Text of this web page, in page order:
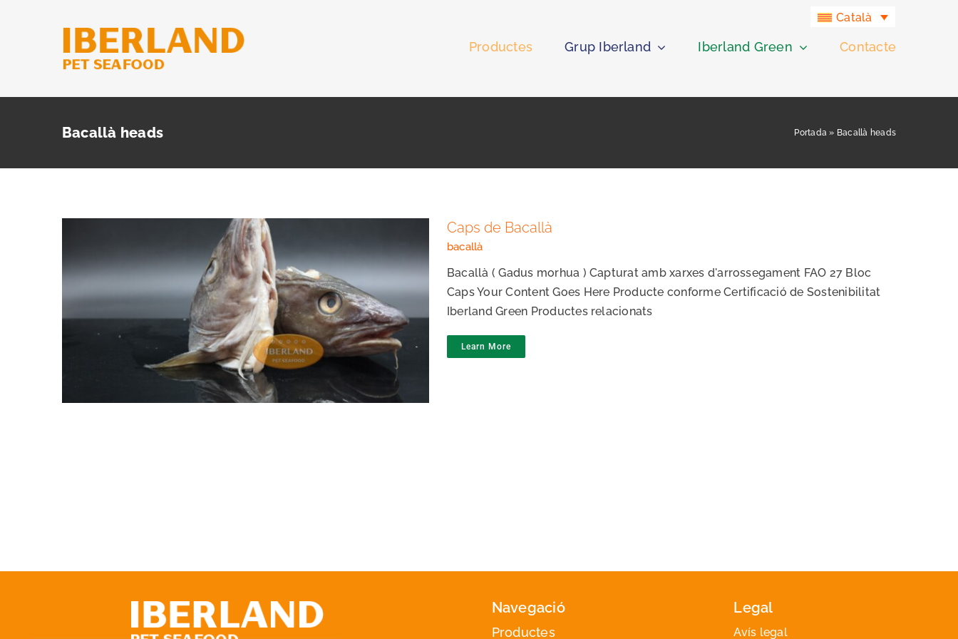
Català
Productes Grup Iberland Iberland Green Contacte
Bacallà heads Portada » Bacallà heads
Caps de Bacallà
Caps de Bacallà
bacallà
Bacallà ( Gadus morhua ) Capturat amb xarxes d'arrossegament FAO 27 Bloc
Caps Your Content Goes Here Producte conforme Certificació de Sostenibilitat
Iberland Green Productes relacionats
Learn More
Navegació
Productes
Legal
Avís legal